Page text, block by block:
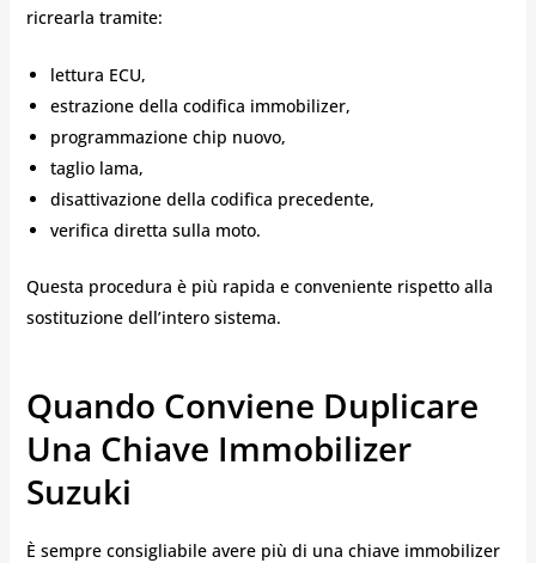
ricrearla tramite:
lettura ECU,
estrazione della codifica immobilizer,
programmazione chip nuovo,
taglio lama,
disattivazione della codifica precedente,
verifica diretta sulla moto.
Questa procedura è più rapida e conveniente rispetto alla
sostituzione dell’intero sistema.
Quando Conviene Duplicare
Una Chiave Immobilizer
Suzuki
È sempre consigliabile avere più di una chiave immobilizer